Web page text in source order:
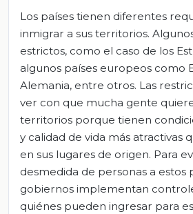
Los países tienen diferentes
inmigrar a sus territorios.
estrictos, como el caso de los
algunos países europeos como
Alemania, entre otros. Las
ver con que mucha gente
territorios porque tienen
y calidad de vida más atractivas
en sus lugares de origen. Para
desmedida de personas a estos
gobiernos implementan
quiénes pueden ingresar para